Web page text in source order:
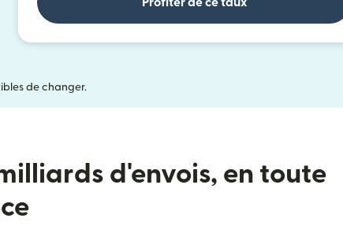
de changer.
d'envois, en toute